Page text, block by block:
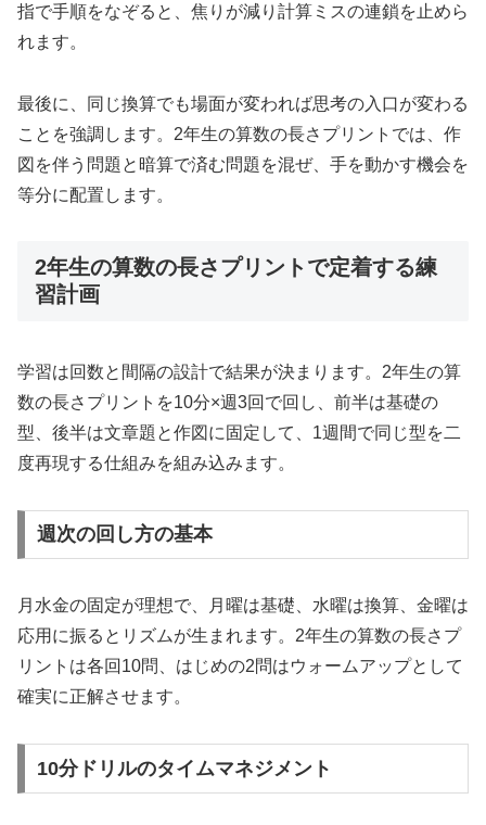
指で手順をなぞると、焦りが減り計算ミスの連鎖を止めら
れます。
最後に、同じ換算でも場面が変われば思考の入口が変わる
ことを強調します。2年生の算数の長さプリントでは、作
図を伴う問題と暗算で済む問題を混ぜ、手を動かす機会を
等分に配置します。
2年生の算数の長さプリントで定着する練
習計画
学習は回数と間隔の設計で結果が決まります。2年生の算
数の長さプリントを10分×週3回で回し、前半は基礎の
型、後半は文章題と作図に固定して、1週間で同じ型を二
度再現する仕組みを組み込みます。
週次の回し方の基本
月水金の固定が理想で、月曜は基礎、水曜は換算、金曜は
応用に振るとリズムが生まれます。2年生の算数の長さプ
リントは各回10問、はじめの2問はウォームアップとして
確実に正解させます。
10分ドリルのタイムマネジメント